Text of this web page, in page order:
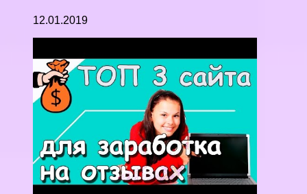
12.01.2019